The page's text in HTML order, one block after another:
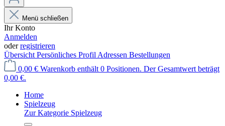
Menü schließen
Ihr Konto
Anmelden
oderregistrieren
Übersicht Persönliches Profil Adressen Bestellungen
0,00 € Warenkorb enthält 0 Positionen. Der Gesamtwert beträgt
0,00 €.
Home
Spielzeug
Zur Kategorie Spielzeug